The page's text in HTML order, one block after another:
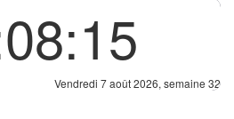
Vendredi 7 août 2026, semaine 32